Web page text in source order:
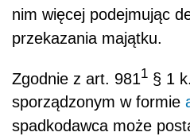
nim więcej podejmując
przekazania majątku.
Zgodnie z art. 981 1 § 1
sporządzonym w formie
spadkodawca może